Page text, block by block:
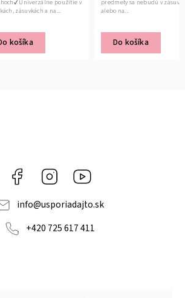
v
predmety sa nebudú v zásuvke
alebo na...
Facebook Instagram
info@usporiadajto.sk
+420 725 617 411